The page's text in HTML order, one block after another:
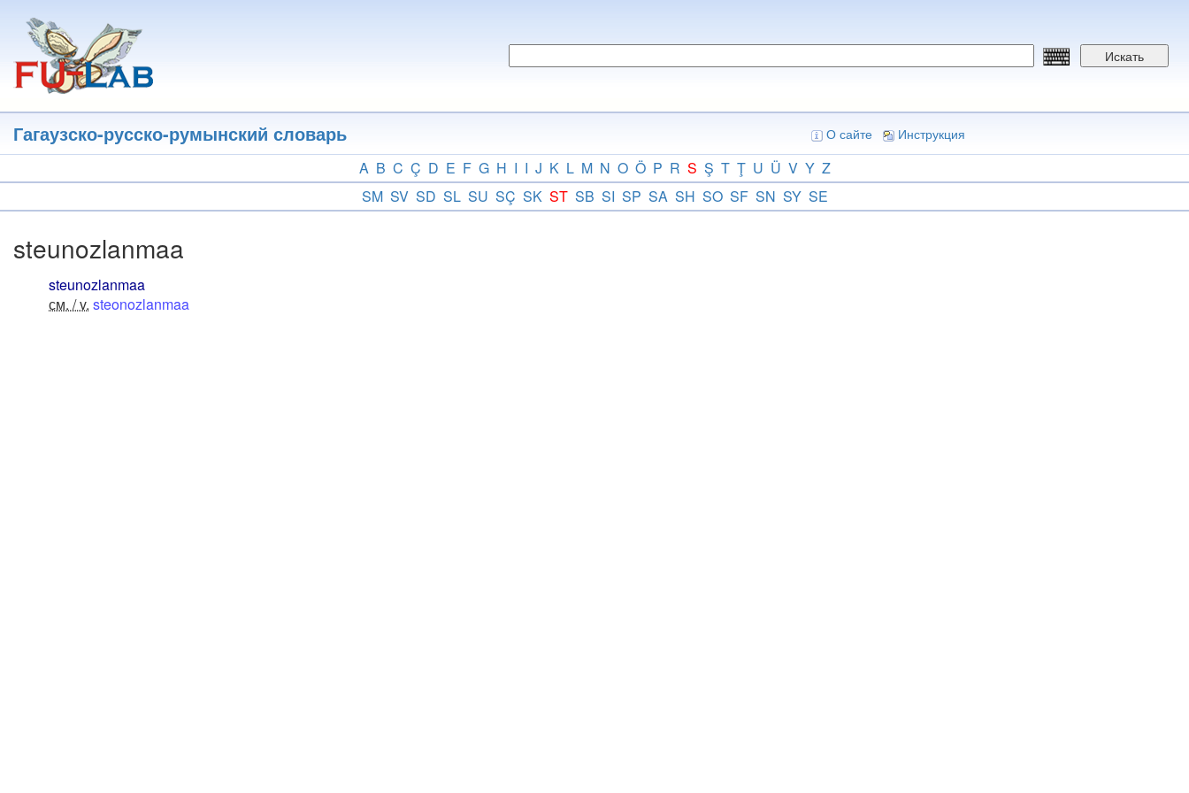
основному
содержанию
Искать
Гагаузско-русско-румынский словарь О сайте Инструкция
A B C Ç D E F G H I I J K L M N O Ö P R S Ş T Ţ U Ü V Y Z
SM SV SD SL SU SÇ SK ST SB SI SP SA SH SO SF SN SY SE
steunozlanmaa
steunozlanmaa
см. / v. steonozlanmaa